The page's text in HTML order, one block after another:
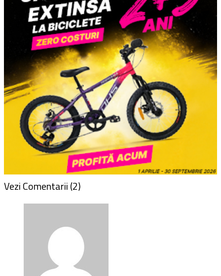
mihaiccspune:
iul. 5, 2013 la 8:00 am
Salutare. Ultima etapa scrie ca se termina la
Bucuresti, dar unde anume in Bucuresti?
Răspunde
iul. 5, 2013 la 12:28 pm